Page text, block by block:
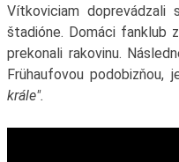
Vítkoviciam
štadióne. Domáci fanklub
prekonali rakovinu.
Frühaufovou podobizňou,
krále".